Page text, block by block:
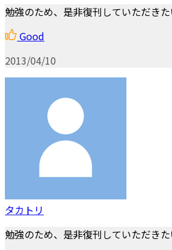
勉強のため、是非復刊していただきた
Good
2013/04/10
タカトリ
勉強のため、是非復刊していただきた